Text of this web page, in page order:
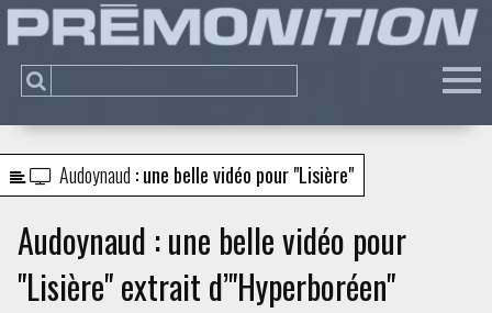
Audoynaud : une belle vidéo pour "Lisière"
Audoynaud : une belle vidéo pour
"Lisière" extrait d’"Hyperboréen"